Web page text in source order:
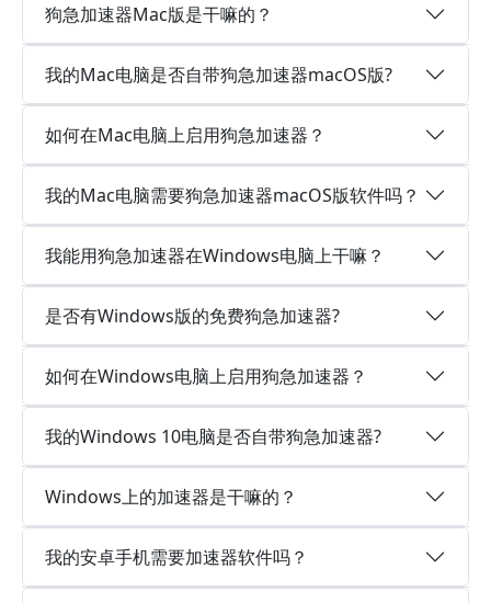
狗急加速器Mac版是干嘛的？
我的Mac电脑是否自带狗急加速器macOS版?
如何在Mac电脑上启用狗急加速器？
我的Mac电脑需要狗急加速器macOS版软件吗？
我能用狗急加速器在Windows电脑上干嘛？
是否有Windows版的免费狗急加速器?
如何在Windows电脑上启用狗急加速器？
我的Windows 10电脑是否自带狗急加速器?
Windows上的加速器是干嘛的？
我的安卓手机需要加速器软件吗？